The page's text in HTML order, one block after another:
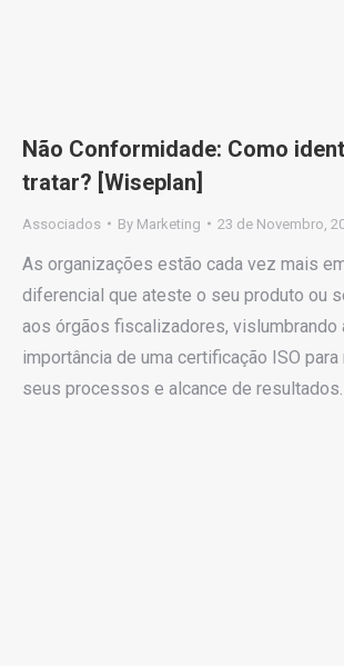
Não Conformidade: Como
tratar? [Wiseplan]
Associados By Marketing 23 de Novembro,
As organizações estão cada vez mais
diferencial que ateste o seu produto ou
aos órgãos fiscalizadores, vislumbrando
importância de uma certificação ISO
seus processos e alcance de resultados.